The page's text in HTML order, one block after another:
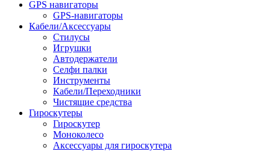
GPS навигаторы
GPS-навигаторы
Кабели/Аксессуары
Стилусы
Игрушки
Автодержатели
Селфи палки
Инструменты
Кабели/Переходники
Чистящие средства
Гироскутеры
Гироскутер
Моноколесо
Аксессуары для гироскутера